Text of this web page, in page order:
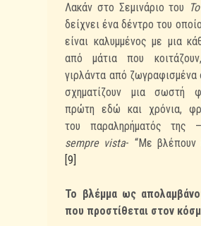
Λακάν στο Σεμινάριο του
δείχνει ένα δέντρο του
είναι καλυμμένος με μια
από μάτια που
γιρλάντα από ζωγραφισμένα
σχηματίζουν μια σωστή
πρώτη εδώ και χρόνια,
του παραληρήματός της
sempre vista- “Με βλέπουν
[9]
Το βλέμμα ως
που προστίθεται στον